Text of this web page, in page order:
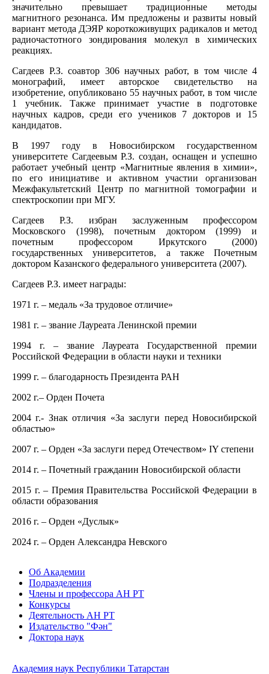
значительно превышает традиционные методы
магнитного резонанса. Им предложены и развиты новый
вариант метода ДЭЯР короткоживущих радикалов и метод
радиочастотного зондирования молекул в химических
реакциях.
Сагдеев Р.З. соавтор 306 научных работ, в том числе 4
монографий, имеет авторское свидетельство на
изобретение, опубликовано 55 научных работ, в том числе
1 учебник. Также принимает участие в подготовке
научных кадров, среди его учеников 7 докторов и 15
кандидатов.
В 1997 году в Новосибирском государственном
университете Сагдеевым Р.З. создан, оснащен и успешно
работает учебный центр «Магнитные явления в химии»,
по его инициативе и активном участии организован
Межфакультетский Центр по магнитной томографии и
спектроскопии при МГУ.
Сагдеев Р.З. избран заслуженным профессором
Московского (1998), почетным доктором (1999) и
почетным профессором Иркутского (2000)
государственных университетов, а также Почетным
доктором Казанского федерального университета (2007).
Сагдеев Р.З. имеет награды:
1971 г. – медаль «За трудовое отличие»
1981 г. – звание Лауреата Ленинской премии
1994 г. – звание Лауреата Государственной премии
Российской Федерации в области науки и техники
1999 г. – благодарность Президента РАН
2002 г.– Орден Почета
2004 г.- Знак отличия «За заслуги перед Новосибирской
областью»
2007 г. – Орден «За заслуги перед Отечеством» IY степени
2014 г. – Почетный гражданин Новосибирской области
2015 г. – Премия Правительства Российской Федерации в
области образования
2016 г. – Орден «Дуслык»
2024 г. – Орден Александра Невского
Об Академии
Подразделения
Члены и профессора АН РТ
Конкурсы
Деятельность АН РТ
Издательство "Фән"
Доктора наук
Академия наук Республики Татарстан